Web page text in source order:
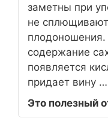
заметны при
не
плодоношения.
содержание
появляется
придает вину …
Это полезный